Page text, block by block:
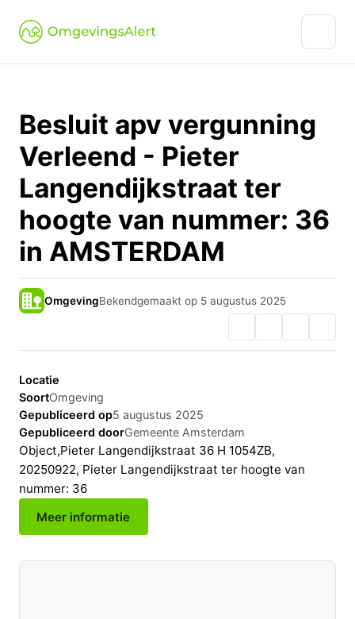
Besluit apv vergunning
Verleend - Pieter
Langendijkstraat ter
hoogte van nummer: 36
in AMSTERDAM
OmgevingBekendgemaakt op 5 augustus 2025
Locatie
SoortOmgeving
Gepubliceerd op5 augustus 2025
Gepubliceerd doorGemeente Amsterdam
Object,Pieter Langendijkstraat 36 H 1054ZB,
20250922, Pieter Langendijkstraat ter hoogte van
nummer: 36
Meer informatie